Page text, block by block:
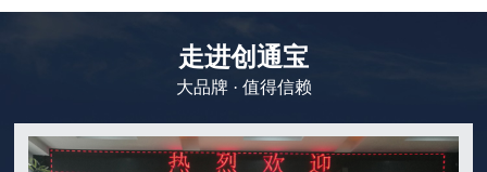
走进创通宝
大品牌 · 值得信赖